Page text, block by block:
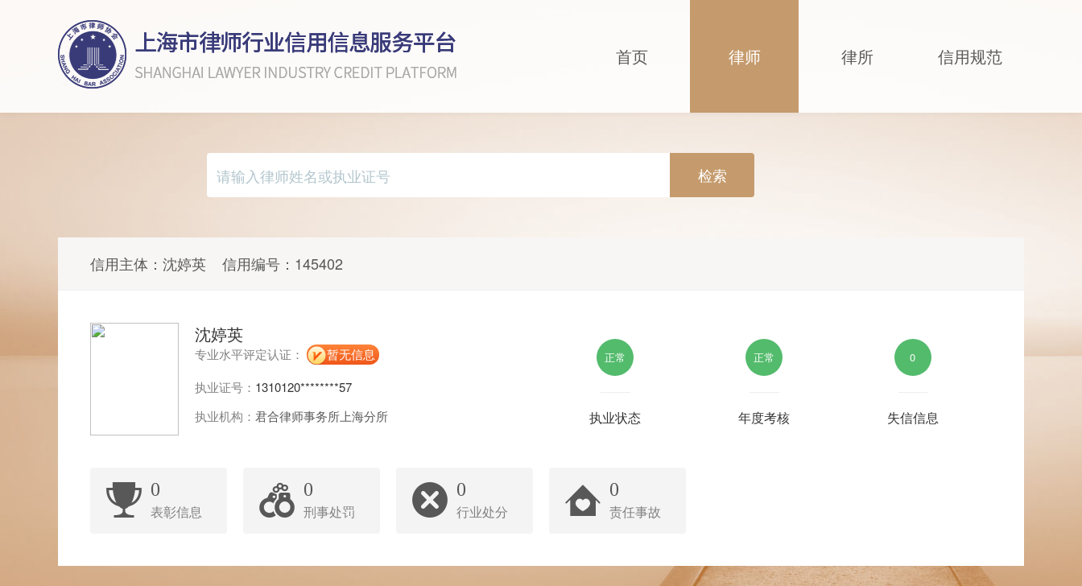
首页 律师 律所 信用规范
检索
信用主体： 沈婷英 信用编号： 145402
沈婷英
专业水平评定认证：
暂无信息
执业证号： 1310120********57
执业机构： 君合律师事务所上海分所
正常
执业状态
正常
年度考核
0
失信信息
0
表彰信息
0
刑事处罚
0
行业处分
0
责任事故